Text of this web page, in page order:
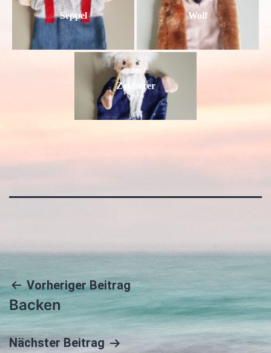
Seppel Wolf
Zauberer
Beitragsnavigation
Vorheriger Beitrag
Backen
Nächster Beitrag